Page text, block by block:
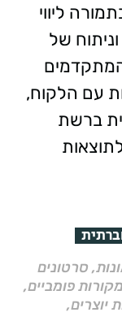
ליווי
של
עם הלקוח,
ברשת
סרטונים
פומביים,
זכויות יוצרים,